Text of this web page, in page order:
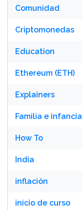
Comunidad
Criptomonedas
Education
Ethereum (ETH)
Explainers
Familia e infancia
How To
India
inflación
inicio de curso